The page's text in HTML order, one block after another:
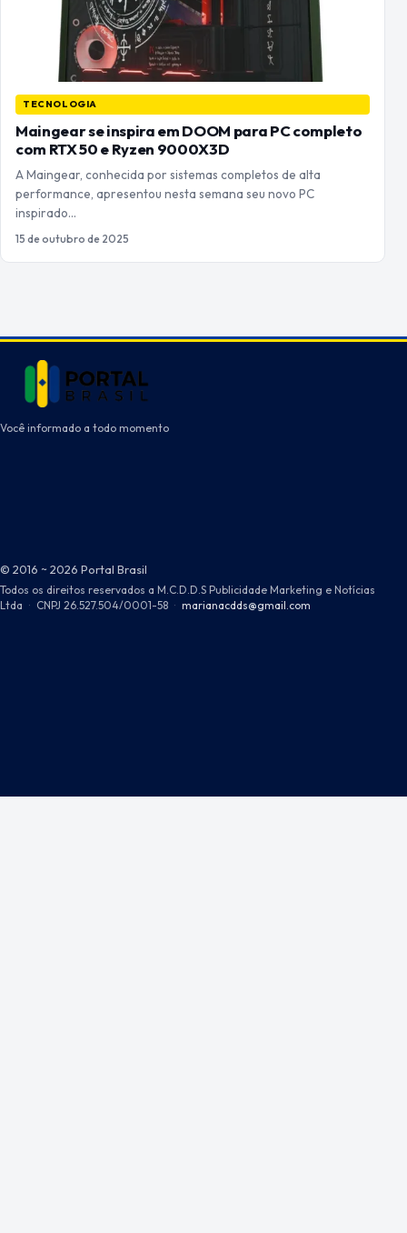
TECNOLOGIA
Maingear se inspira em DOOM para PC completo
com RTX 50 e Ryzen 9000X3D
A Maingear, conhecida por sistemas completos de alta
performance, apresentou nesta semana seu novo PC
inspirado…
15 de outubro de 2025
Você informado a todo momento
© 2016 ~ 2026 Portal Brasil
Todos os direitos reservados a M.C.D.D.S Publicidade Marketing e Notícias
Ltda · CNPJ 26.527.504/0001-58 · marianacdds@gmail.com